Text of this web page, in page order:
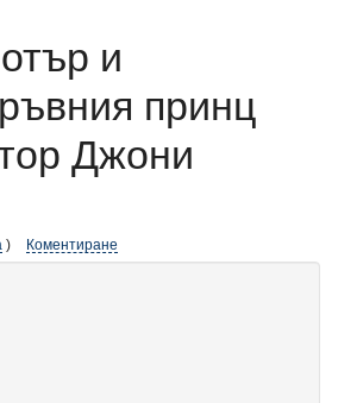
и
принц
Джони
Коментиране